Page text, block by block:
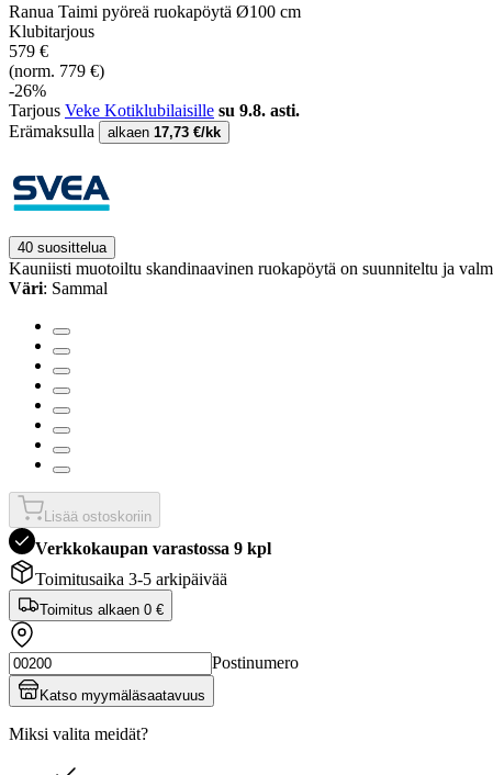
Ranua Taimi pyöreä ruokapöytä Ø100 cm
Klubitarjous
579 €
(norm. 779 €)
-26%
Tarjous Veke Kotiklubilaisille su 9.8. asti.
Erämaksulla
alkaen 17,73 €/kk
40 suosittelua
Kauniisti muotoiltu skandinaavinen ruokapöytä on suunniteltu ja
Väri: Sammal
Lisää ostoskoriin
Verkkokaupan varastossa 9 kpl
Toimitusaika 3-5 arkipäivää
Toimitus alkaen 0 €
Postinumero
Katso myymäläsaatavuus
Miksi valita meidät?